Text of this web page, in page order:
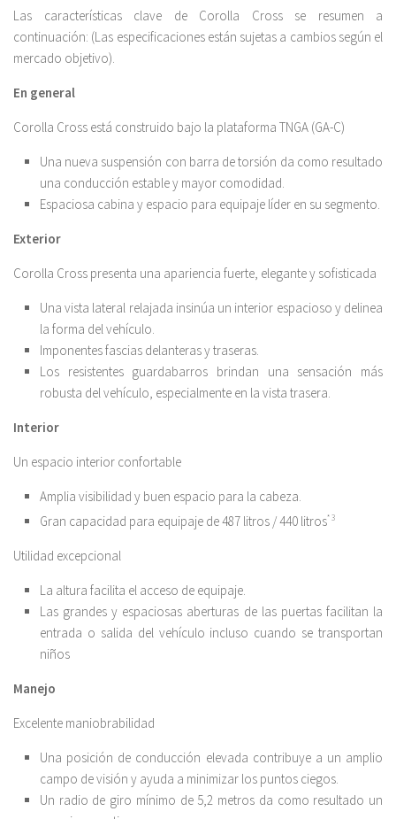
Las características clave de Corolla Cross se resumen a
continuación: (Las especificaciones están sujetas a cambios según el
mercado objetivo).
En general
Corolla Cross está construido bajo la plataforma TNGA (GA-C)
Una nueva suspensión con barra de torsión da como resultado
una conducción estable y mayor comodidad.
Espaciosa cabina y espacio para equipaje líder en su segmento.
Exterior
Corolla Cross presenta una apariencia fuerte, elegante y sofisticada
Una vista lateral relajada insinúa un interior espacioso y delinea
la forma del vehículo.
Imponentes fascias delanteras y traseras.
Los resistentes guardabarros brindan una sensación más
robusta del vehículo, especialmente en la vista trasera.
Interior
Un espacio interior confortable
Amplia visibilidad y buen espacio para la cabeza.
Gran capacidad para equipaje de 487 litros / 440 litros* 3
Utilidad excepcional
La altura facilita el acceso de equipaje.
Las grandes y espaciosas aberturas de las puertas facilitan la
entrada o salida del vehículo incluso cuando se transportan
niños
Manejo
Excelente maniobrabilidad
Una posición de conducción elevada contribuye a un amplio
campo de visión y ayuda a minimizar los puntos ciegos.
Un radio de giro mínimo de 5,2 metros da como resultado un